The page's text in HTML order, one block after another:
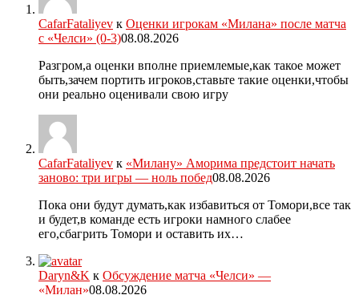
CafarFataliyev к Оценки игрокам «Милана» после матча
с «Челси» (0-3)08.08.2026
Разгром,а оценки вполне приемлемые,как такое может
быть,зачем портить игроков,ставьте такие оценки,чтобы
они реально оценивали свою игру
CafarFataliyev к «Милану» Аморима предстоит начать
заново: три игры — ноль побед08.08.2026
Пока они будут думать,как избавиться от Томори,все так
и будет,в команде есть игроки намного слабее
его,сбагрить Томори и оставить их…
Daryn&K к Обсуждение матча «Челси» —
«Милан»08.08.2026